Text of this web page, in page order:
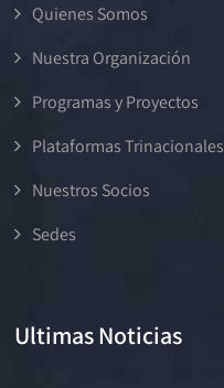
Quienes Somos
Nuestra Organización
Programas y Proyectos
Plataformas Trinacionales
Nuestros Socios
Sedes
Ultimas Noticias